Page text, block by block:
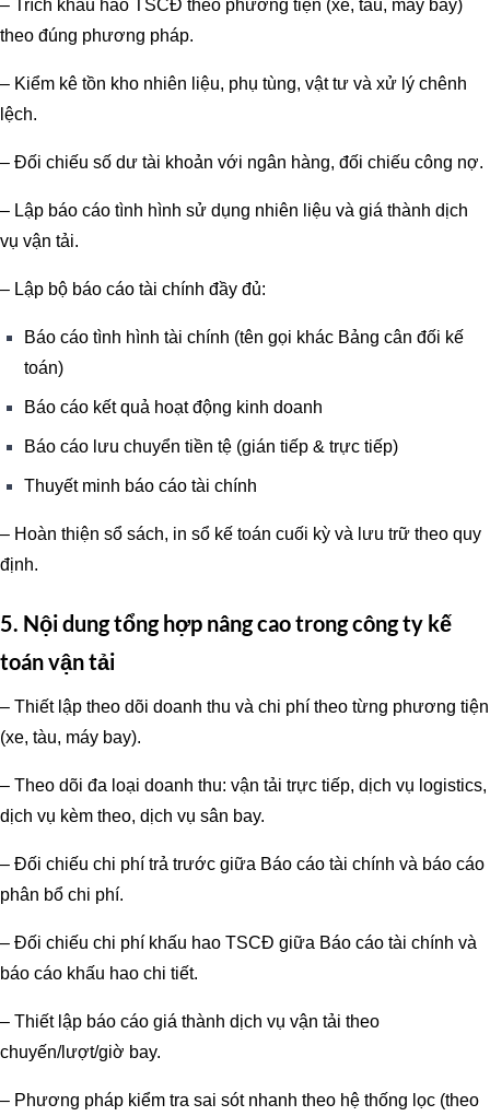
– Trích khấu hao TSCĐ theo phương tiện (xe, tàu, máy bay)
theo đúng phương pháp.
– Kiểm kê tồn kho nhiên liệu, phụ tùng, vật tư và xử lý chênh
lệch.
– Đối chiếu số dư tài khoản với ngân hàng, đối chiếu công nợ.
– Lập báo cáo tình hình sử dụng nhiên liệu và giá thành dịch
vụ vận tải.
– Lập bộ báo cáo tài chính đầy đủ:
Báo cáo tình hình tài chính (tên gọi khác Bảng cân đối kế
toán)
Báo cáo kết quả hoạt động kinh doanh
Báo cáo lưu chuyển tiền tệ (gián tiếp & trực tiếp)
Thuyết minh báo cáo tài chính
– Hoàn thiện sổ sách, in sổ kế toán cuối kỳ và lưu trữ theo quy
định.
5. Nội dung tổng hợp nâng cao trong công ty kế
toán vận tải
– Thiết lập theo dõi doanh thu và chi phí theo từng phương tiện
(xe, tàu, máy bay).
– Theo dõi đa loại doanh thu: vận tải trực tiếp, dịch vụ logistics,
dịch vụ kèm theo, dịch vụ sân bay.
– Đối chiếu chi phí trả trước giữa Báo cáo tài chính và báo cáo
phân bổ chi phí.
– Đối chiếu chi phí khấu hao TSCĐ giữa Báo cáo tài chính và
báo cáo khấu hao chi tiết.
– Thiết lập báo cáo giá thành dịch vụ vận tải theo
chuyến/lượt/giờ bay.
– Phương pháp kiểm tra sai sót nhanh theo hệ thống lọc (theo